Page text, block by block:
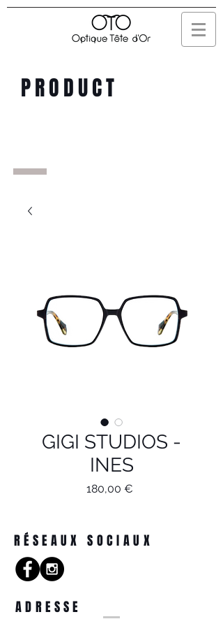
PRODUCT
GIGI STUDIOS -
INES
180,00 €
RÉSEAUX SOCIAUX
ADRESSE